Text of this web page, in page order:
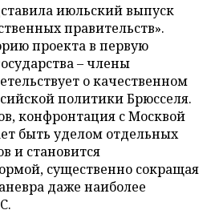
июльский выпуск
правительств».
проекта в первую
– члены
о качественном
политики Брюсселя.
конфронтация с Москвой
быть уделом отдельных
и становится
существенно сокращая
даже наиболее